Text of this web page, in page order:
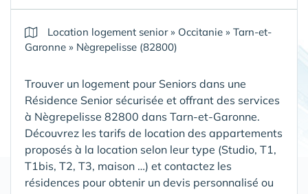
Location logement senior» Occitanie » Tarn-et-
Garonne » Nègrepelisse (82800)
Trouver un logement pour Seniors dans une
Résidence Senior sécurisée et offrant des services
à Nègrepelisse 82800 dans Tarn-et-Garonne.
Découvrez les tarifs de location des appartements
proposés à la location selon leur type (Studio, T1,
T1bis, T2, T3, maison …) et contactez les
résidences pour obtenir un devis personnalisé ou